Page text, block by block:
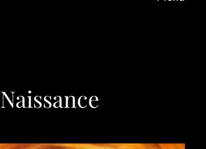
Naissance